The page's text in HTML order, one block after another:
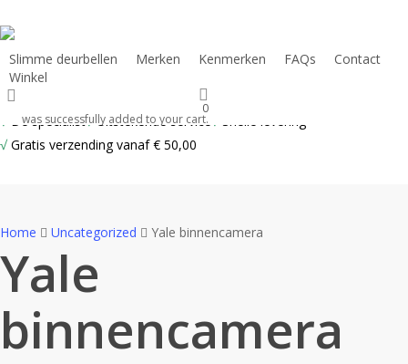
to
main
content
Slimme deurbellen Merken Kenmerken FAQs
Contact
Winkel
0
was successfully added to your cart.
√ De specialist√Uitstekende service √ Snelle levering
√ Gratis verzending vanaf € 50,00
Home Uncategorized Yale binnencamera
Yale
binnencamera